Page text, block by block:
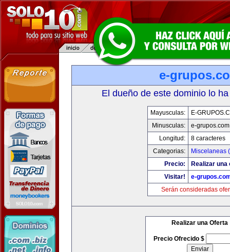
e-
El dueño de este dominio lo
Mayusculas:
E-
Minusculas:
e-grupos.com
Longitud:
8 caracteres
Categorias:
Miscelaneas
Precio:
Realizar una
Visitar!
e-
Serán consideradas
Realizar una Oferta
Precio Ofrecido $